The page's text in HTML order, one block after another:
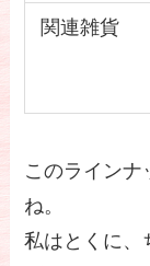
関連雑貨
このラインナ
ね。
私はとくに、